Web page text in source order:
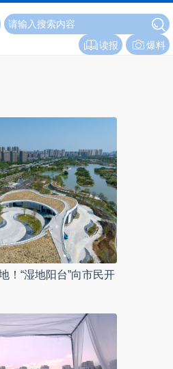
爆料
读报
！“湿地阳台”向市民开